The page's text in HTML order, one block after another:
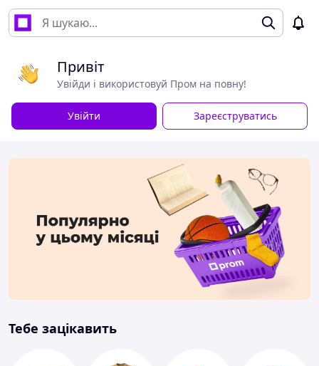
Привіт
Увійди і використовуй Пром на повну!
Увійти Зареєструватись
Тебе зацікавить